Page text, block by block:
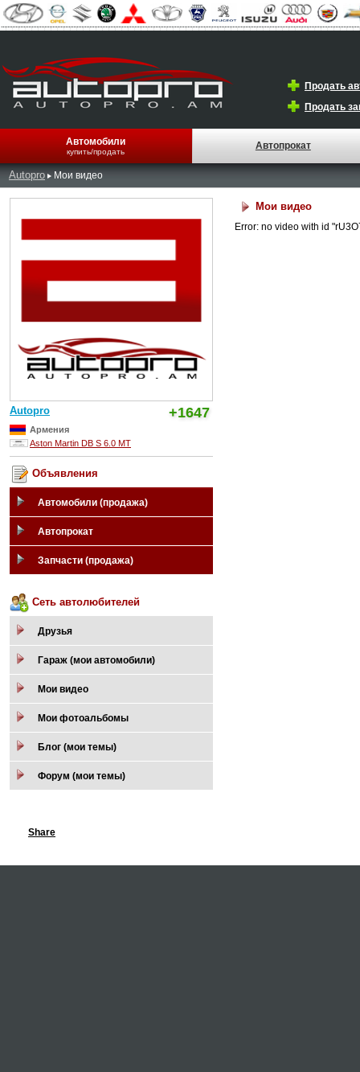
Продать
Продать
Автомобили
купить/продать
Автопрокат
Autopro Мои видео
Autopro +1647
Армения
Aston Martin DB S 6.0 MT
Объявления
Автомобили (продажа)
Автопрокат
Запчасти (продажа)
Сеть автолюбителей
Друзья
Гараж (мои автомобили)
Мои видео
Мои фотоальбомы
Блог (мои темы)
Форум (мои темы)
Share
Мои видео
Error: no video with id